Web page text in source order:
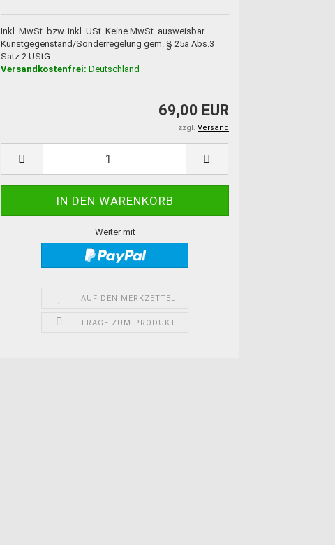
Inkl. MwSt. bzw. inkl. USt. Keine MwSt. ausweisbar.
Kunstgegenstand/Sonderregelung gem. § 25a Abs.3
Satz 2 UStG.
Versandkostenfrei: Deutschland
69,00 EUR
zzgl. Versand
Weiter mit
AUF DEN MERKZETTEL
FRAGE ZUM PRODUKT